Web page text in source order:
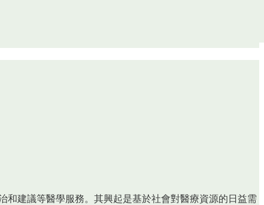
和建議等醫學服務。其興起是基於社會對醫療資源的日益需